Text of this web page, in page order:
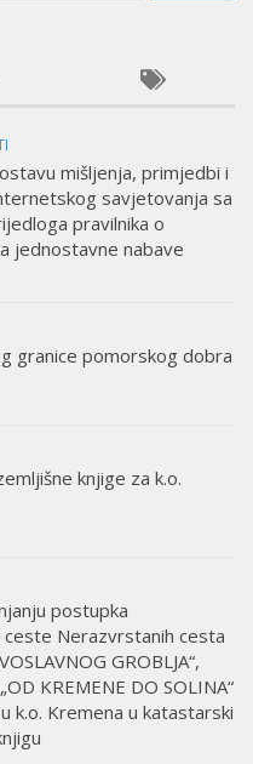
mišljenja, primjedbi i
savjetovanja sa
pravilnika o
jednostavne nabave
granice pomorskog dobra
knjige za k.o.
postupka
Nerazvrstanih cesta
GROBLJA“,
„OD KREMENE DO SOLINA“
k.o. Kremena u katastarski